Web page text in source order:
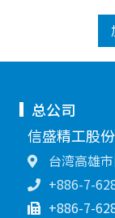
总公司
信盛精工股
台湾高雄
+886-7-
+886-7-